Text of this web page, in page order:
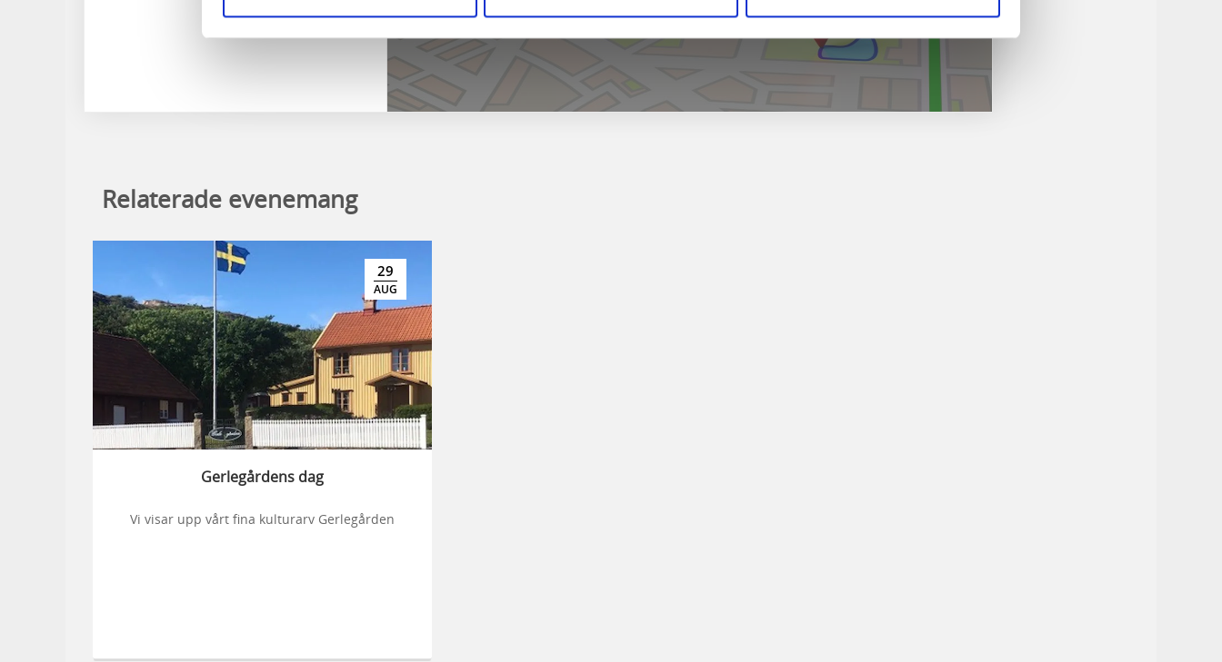
Relaterade evenemang
29
AUG
Gerlegårdens dag
Vi visar upp vårt fina kulturarv Gerlegården